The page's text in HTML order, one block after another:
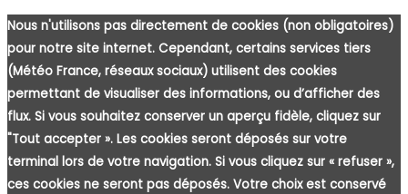
Nous n'utilisons pas directement de cookies (non obligatoires)
pour notre site internet. Cependant, certains services tiers
(Météo France, réseaux sociaux) utilisent des cookies
permettant de visualiser des informations, ou d’afficher des
flux. Si vous souhaitez conserver un aperçu fidèle, cliquez sur
"Tout accepter ». Les cookies seront déposés sur votre
terminal lors de votre navigation. Si vous cliquez sur « refuser »,
ces cookies ne seront pas déposés. Votre choix est conservé